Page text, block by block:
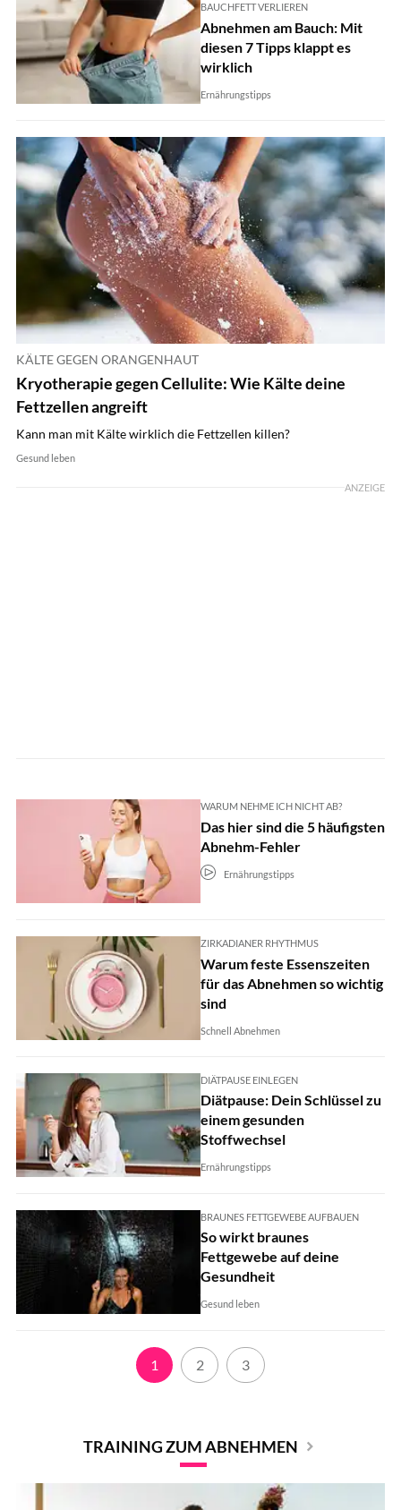
BAUCHFETT VERLIEREN
Abnehmen am Bauch: Mit
diesen 7 Tipps klappt es
wirklich
Ernährungstipps
KÄLTE GEGEN ORANGENHAUT
Kryotherapie gegen Cellulite: Wie Kälte deine
Fettzellen angreift
Kann man mit Kälte wirklich die Fettzellen killen?
Gesund leben
ANZEIGE
WARUM NEHME ICH NICHT AB?
Das hier sind die 5 häufigsten
Abnehm-Fehler
Ernährungstipps
ZIRKADIANER RHYTHMUS
Warum feste Essenszeiten
für das Abnehmen so wichtig
sind
Schnell Abnehmen
DIÄTPAUSE EINLEGEN
Diätpause: Dein Schlüssel zu
einem gesunden
Stoffwechsel
Ernährungstipps
BRAUNES FETTGEWEBE AUFBAUEN
So wirkt braunes
Fettgewebe auf deine
Gesundheit
Gesund leben
1 2 3
TRAINING ZUM ABNEHMEN